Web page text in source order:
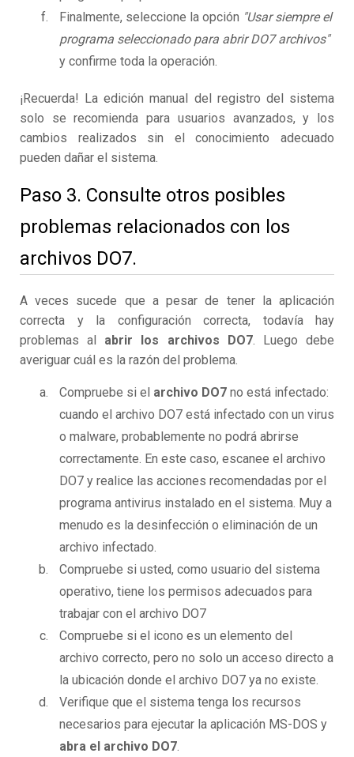
Finalmente, seleccione la opción "Usar siempre el
programa seleccionado para abrir DO7 archivos"
y confirme toda la operación.
¡Recuerda! La edición manual del registro del sistema
solo se recomienda para usuarios avanzados, y los
cambios realizados sin el conocimiento adecuado
pueden dañar el sistema.
Paso 3. Consulte otros posibles
problemas relacionados con los
archivos DO7.
A veces sucede que a pesar de tener la aplicación
correcta y la configuración correcta, todavía hay
problemas al abrir los archivos DO7. Luego debe
averiguar cuál es la razón del problema.
Compruebe si el archivo DO7 no está infectado:
cuando el archivo DO7 está infectado con un virus
o malware, probablemente no podrá abrirse
correctamente. En este caso, escanee el archivo
DO7 y realice las acciones recomendadas por el
programa antivirus instalado en el sistema. Muy a
menudo es la desinfección o eliminación de un
archivo infectado.
Compruebe si usted, como usuario del sistema
operativo, tiene los permisos adecuados para
trabajar con el archivo DO7
Compruebe si el icono es un elemento del
archivo correcto, pero no solo un acceso directo a
la ubicación donde el archivo DO7 ya no existe.
Verifique que el sistema tenga los recursos
necesarios para ejecutar la aplicación MS-DOS y
abra el archivo DO7.